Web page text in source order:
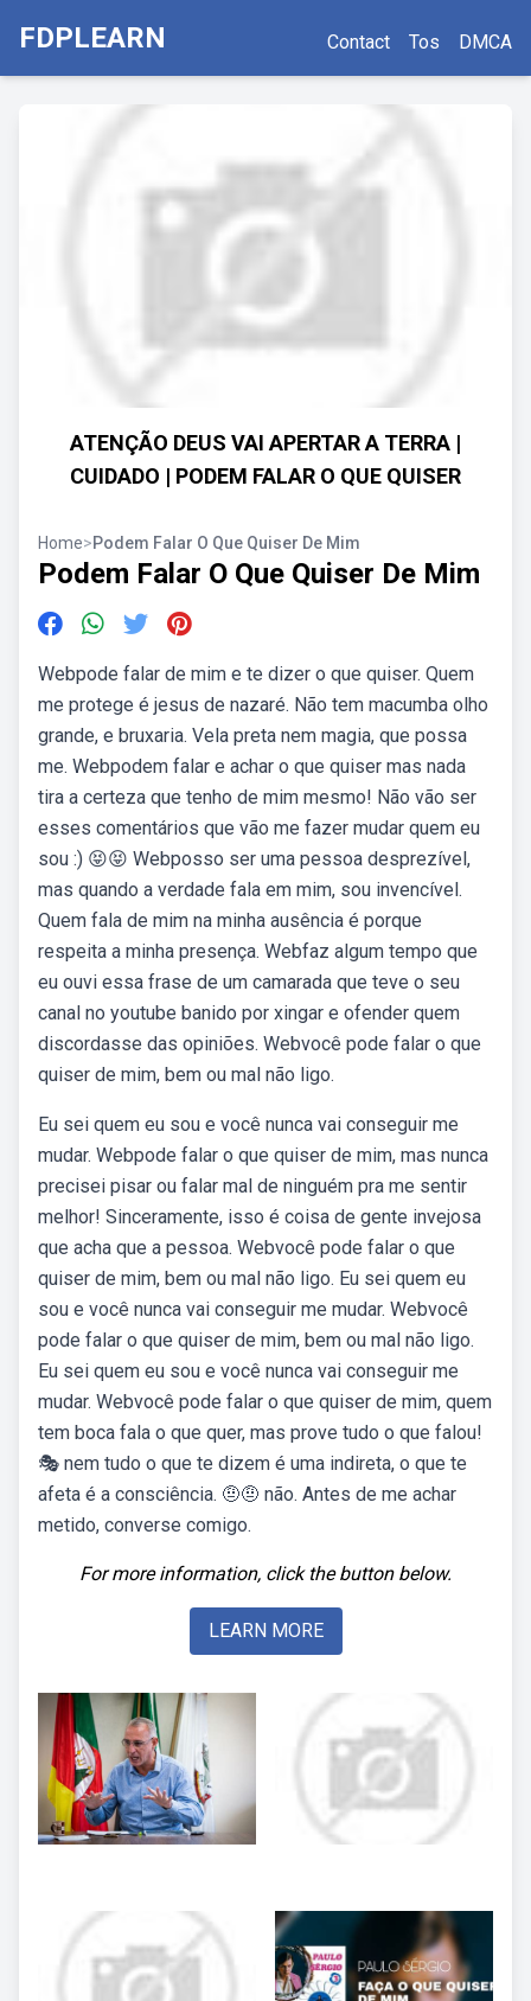
FDPLEARN Contact Tos DMCA
ATENÇÃO DEUS VAI APERTAR A TERRA |
CUIDADO | PODEM FALAR O QUE QUISER
Home>Podem Falar O Que Quiser De Mim
Podem Falar O Que Quiser De Mim
Webpode falar de mim e te dizer o que quiser. Quem
me protege é jesus de nazaré. Não tem macumba olho
grande, e bruxaria. Vela preta nem magia, que possa
me. Webpodem falar e achar o que quiser mas nada
tira a certeza que tenho de mim mesmo! Não vão ser
esses comentários que vão me fazer mudar quem eu
sou :) 😝😝 Webposso ser uma pessoa desprezível,
mas quando a verdade fala em mim, sou invencível.
Quem fala de mim na minha ausência é porque
respeita a minha presença. Webfaz algum tempo que
eu ouvi essa frase de um camarada que teve o seu
canal no youtube banido por xingar e ofender quem
discordasse das opiniões. Webvocê pode falar o que
quiser de mim, bem ou mal não ligo.
Eu sei quem eu sou e você nunca vai conseguir me
mudar. Webpode falar o que quiser de mim, mas nunca
precisei pisar ou falar mal de ninguém pra me sentir
melhor! Sinceramente, isso é coisa de gente invejosa
que acha que a pessoa. Webvocê pode falar o que
quiser de mim, bem ou mal não ligo. Eu sei quem eu
sou e você nunca vai conseguir me mudar. Webvocê
pode falar o que quiser de mim, bem ou mal não ligo.
Eu sei quem eu sou e você nunca vai conseguir me
mudar. Webvocê pode falar o que quiser de mim, quem
tem boca fala o que quer, mas prove tudo o que falou!
🎭 nem tudo o que te dizem é uma indireta, o que te
afeta é a consciência. 🤨🤨 não. Antes de me achar
metido, converse comigo.
For more information, click the button below.
LEARN MORE